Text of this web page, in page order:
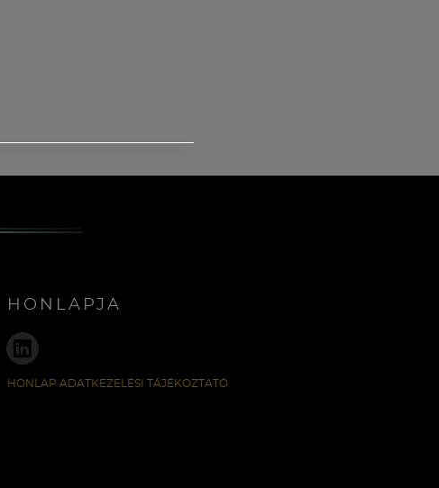
HONLAPJA
HONLAP ADATKEZELÉSI TÁJÉKOZTATÓ